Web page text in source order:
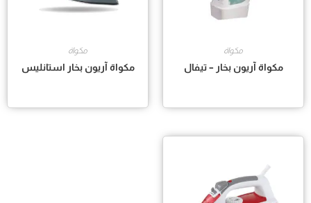
مكواة
مكواة آريون بخار – تيفال
مكواة
مكواة آريون بخار استانليس